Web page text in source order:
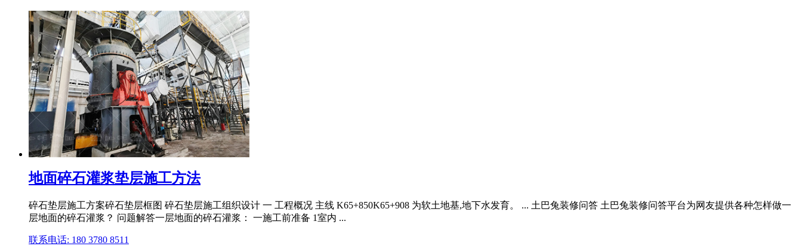
地面碎石灌浆垫层施工方法
碎石垫层施工方案碎石垫层框图 碎石垫层施工组织设计 一 工程概况 主线 K65+850K65+908 为软土地基,地下水发育。 ... 土巴兔装修问答 土巴兔装修问答平台为网友提供各种怎样做一
层地面的碎石灌浆？ 问题解答一层地面的碎石灌浆： 一施工前准备 1室内 ...
联系电话: 180 3780 8511